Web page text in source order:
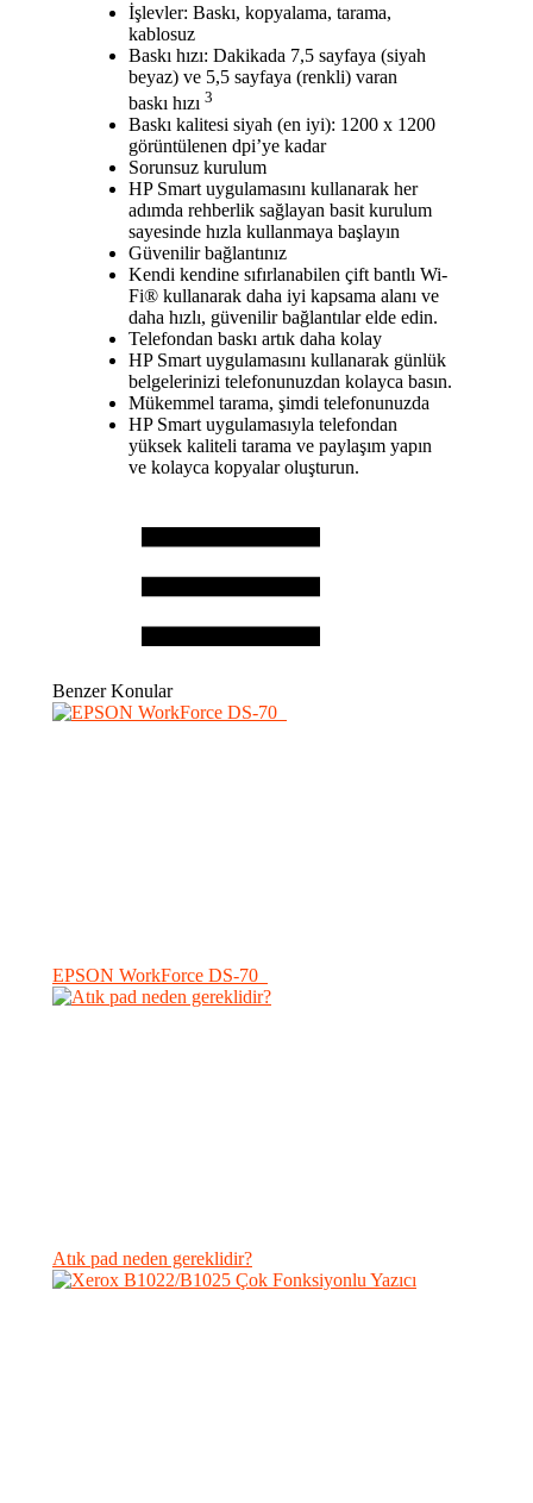
İşlevler: Baskı, kopyalama, tarama,
kablosuz
Baskı hızı: Dakikada 7,5 sayfaya (siyah
beyaz) ve 5,5 sayfaya (renkli) varan
baskı hızı 3
Baskı kalitesi siyah (en iyi): 1200 x 1200
görüntülenen dpi’ye kadar
Sorunsuz kurulum
HP Smart uygulamasını kullanarak her
adımda rehberlik sağlayan basit kurulum
sayesinde hızla kullanmaya başlayın
Güvenilir bağlantınız
Kendi kendine sıfırlanabilen çift bantlı Wi-
Fi® kullanarak daha iyi kapsama alanı ve
daha hızlı, güvenilir bağlantılar elde edin.
Telefondan baskı artık daha kolay
HP Smart uygulamasını kullanarak günlük
belgelerinizi telefonunuzdan kolayca basın.
Mükemmel tarama, şimdi telefonunuzda
HP Smart uygulamasıyla telefondan
yüksek kaliteli tarama ve paylaşım yapın
ve kolayca kopyalar oluşturun.
Benzer Konular
EPSON WorkForce DS-70
Atık pad neden gereklidir?